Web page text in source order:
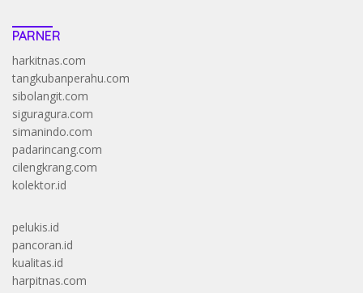
PARNER
harkitnas.com
tangkubanperahu.com
sibolangit.com
siguragura.com
simanindo.com
padarincang.com
cilengkrang.com
kolektor.id
pelukis.id
pancoran.id
kualitas.id
harpitnas.com